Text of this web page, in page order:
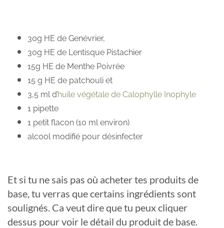
30g HE de Genévrier,
30g HE de Lentisque Pistachier
15g HE de Menthe Poivrée
15 g HE de patchouli et
3,5 ml d’huile végétale de Calophylle Inophyle
1 pipette
1 petit flacon (10 ml environ)
alcool modifié pour désinfecter
Et si tu ne sais pas où acheter tes produits de
base, tu verras que certains ingrédients sont
soulignés. Ca veut dire que tu peux cliquer
dessus pour voir le détail du produit de base.